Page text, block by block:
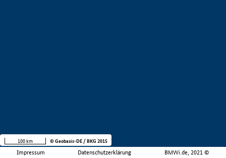
Impressum Datenschutzerklärung BMWi.de, 2021 ©
100 km © Geobasis-DE / BKG 2015